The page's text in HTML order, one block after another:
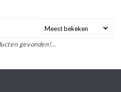
gevonden!...